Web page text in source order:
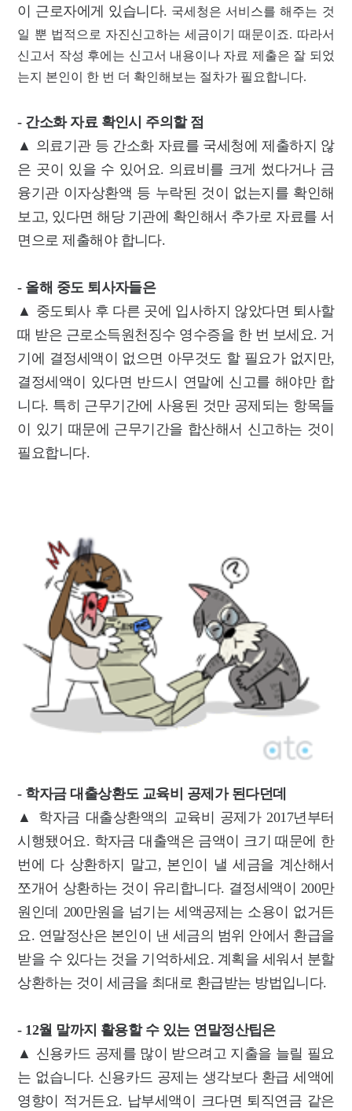
이 근로자에게 있습니다. 국세청은 서비스를 해주는 것
일 뿐 법적으로 자진신고하는 세금이기 때문이죠. 따라서
신고서 작성 후에는 신고서 내용이나 자료 제출은 잘 되었
는지 본인이 한 번 더 확인해보는 절차가 필요합니다.
- 간소화 자료 확인시 주의할 점
▲ 의료기관 등 간소화 자료를 국세청에 제출하지 않
은 곳이 있을 수 있어요. 의료비를 크게 썼다거나 금
융기관 이자상환액 등 누락된 것이 없는지를 확인해
보고, 있다면 해당 기관에 확인해서 추가로 자료를 서
면으로 제출해야 합니다.
- 올해 중도 퇴사자들은
▲ 중도퇴사 후 다른 곳에 입사하지 않았다면 퇴사할
때 받은 근로소득원천징수 영수증을 한 번 보세요. 거
기에 결정세액이 없으면 아무것도 할 필요가 없지만,
결정세액이 있다면 반드시 연말에 신고를 해야만 합
니다. 특히 근무기간에 사용된 것만 공제되는 항목들
이 있기 때문에 근무기간을 합산해서 신고하는 것이
필요합니다.
- 학자금 대출상환도 교육비 공제가 된다던데
▲ 학자금 대출상환액의 교육비 공제가 2017년부터
시행됐어요. 학자금 대출액은 금액이 크기 때문에 한
번에 다 상환하지 말고, 본인이 낼 세금을 계산해서
쪼개어 상환하는 것이 유리합니다. 결정세액이 200만
원인데 200만원을 넘기는 세액공제는 소용이 없거든
요. 연말정산은 본인이 낸 세금의 범위 안에서 환급을
받을 수 있다는 것을 기억하세요. 계획을 세워서 분할
상환하는 것이 세금을 최대로 환급받는 방법입니다.
- 12월 말까지 활용할 수 있는 연말정산팁은
▲ 신용카드 공제를 많이 받으려고 지출을 늘릴 필요
는 없습니다. 신용카드 공제는 생각보다 환급 세액에
영향이 적거든요. 납부세액이 크다면 퇴직연금 같은